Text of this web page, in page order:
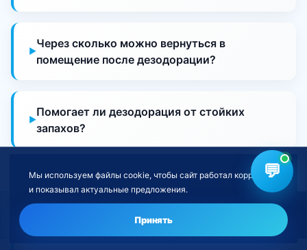
Через сколько можно вернуться в
помещение после дезодорации?
Помогает ли дезодорация от стойких
запахов?
Можно ли находиться в помещении во
время дезодорации?
Выезжаете ли вы в мой район?
Нужна дезодорация помещений? Оставить заявку
Мы используем файлы cookie, чтобы сайт работал корректно
и показывал актуальные предложения.
Принять
💬